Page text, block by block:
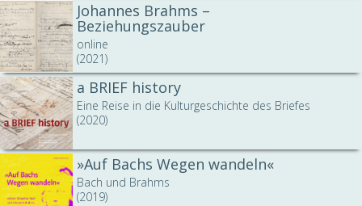
Johannes Brahms –
Beziehungszauber
online
(2021)
a BRIEF history
Eine Reise in die Kulturgeschichte des Briefes
(2020)
»Auf Bachs Wegen wandeln«
Bach und Brahms
(2019)